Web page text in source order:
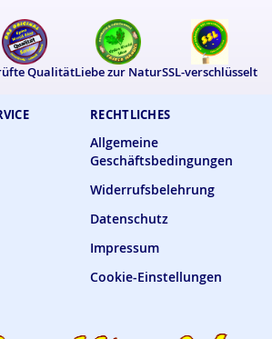
RECHTLICHES
Allgemeine
Geschäftsbedingungen
Widerrufsbelehrung
Datenschutz
Impressum
Cookie-Einstellungen
QualitätLiebe zur NaturSSL-verschlüsselt